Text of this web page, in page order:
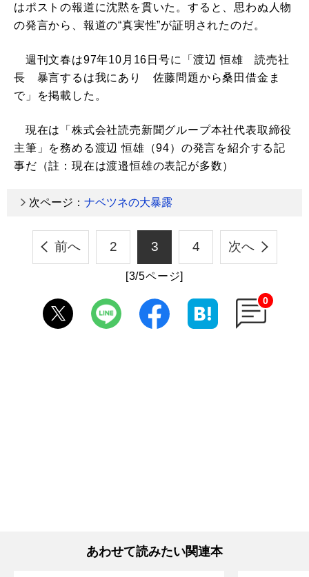
はポストの報道に沈黙を貫いた。すると、思わぬ人物
の発言から、報道の“真実性”が証明されたのだ。
週刊文春は97年10月16日号に「渡辺 恒雄 読売社
長 暴言するは我にあり 佐藤問題から桑田借金ま
で」を掲載した。
現在は「株式会社読売新聞グループ本社代表取締役
主筆」を務める渡辺 恒雄（94）の発言を紹介する記
事だ（註：現在は渡邉恒雄の表記が多数）
次ページ： ナベツネの大暴露
前へ 2 3 4 次へ
[3/5ページ]
0
あわせて読みたい関連本